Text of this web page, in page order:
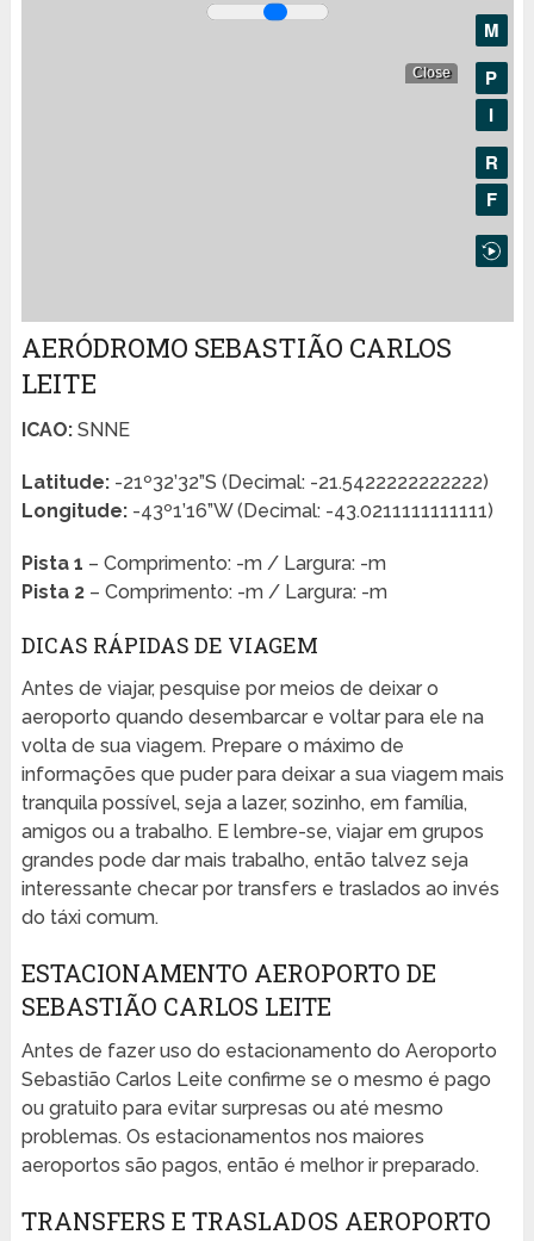
AERÓDROMO SEBASTIÃO CARLOS
LEITE
ICAO:SNNE
Latitude:-21º32’32”S (Decimal: -21.5422222222222)
Longitude:-43º1’16”W (Decimal: -43.0211111111111)
Pista 1 – Comprimento: -m / Largura: -m
Pista 2– Comprimento: -m / Largura: -m
DICAS RÁPIDAS DE VIAGEM
Antes de viajar, pesquise por meios de deixar o
aeroporto quando desembarcar e voltar para ele na
volta de sua viagem. Prepare o máximo de
informações que puder para deixar a sua viagem mais
tranquila possível, seja a lazer, sozinho, em família,
amigos ou a trabalho. E lembre-se, viajar em grupos
grandes pode dar mais trabalho, então talvez seja
interessante checar por transfers e traslados ao invés
do táxi comum.
ESTACIONAMENTO AEROPORTO DE
SEBASTIÃO CARLOS LEITE
Antes de fazer uso do estacionamento do Aeroporto
Sebastião Carlos Leite confirme se o mesmo é pago
ou gratuito para evitar surpresas ou até mesmo
problemas. Os estacionamentos nos maiores
aeroportos são pagos, então é melhor ir preparado.
TRANSFERS E TRASLADOS AEROPORTO